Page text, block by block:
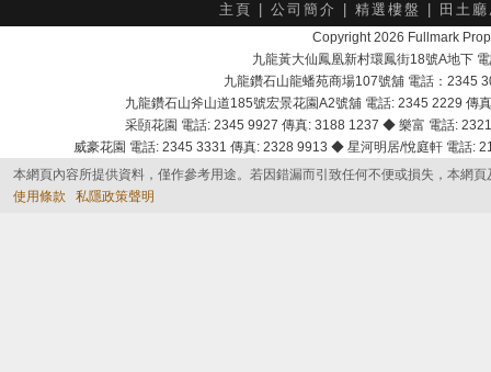
主頁 公司簡介 精選樓盤 田土
Copyright 2026 Fullmark
九龍黃大仙鳳凰新村環鳳街18號A地下
九龍鑽石山龍蟠苑商場107號舖 電話：2345
九龍鑽石山斧山道185號宏景花園A2號舖 電話: 2345 2229
采頣花園 電話: 2345 9927 傳真: 3188 1237 ◆ 樂富 電話:
威豪花園 電話: 2345 3331 傳真: 2328 9913 ◆ 星河明居/悅庭軒 電話
本網頁內容所提供資料，僅作參考用途。若因錯漏而引致任何不便或損失，本網
使用條款
私隱政策聲明